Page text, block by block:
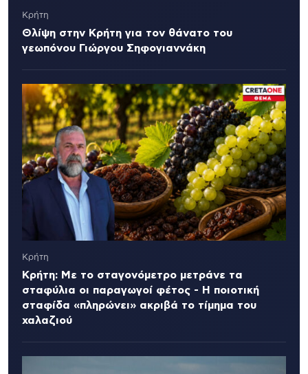
Κρήτη
Θλίψη στην Κρήτη για τον θάνατο του
γεωπόνου Γιώργου Σηφογιαννάκη
Κρήτη
Κρήτη: Με το σταγονόμετρο μετράνε τα
σταφύλια οι παραγωγοί φέτος - Η ποιοτική
σταφίδα «πληρώνει» ακριβά το τίμημα του
χαλαζιού